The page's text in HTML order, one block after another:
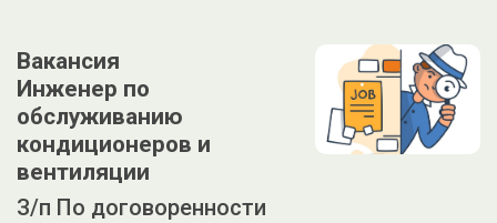
Вакансия
Инженер по
обслуживанию
кондиционеров и
вентиляции
З/п По договоренности